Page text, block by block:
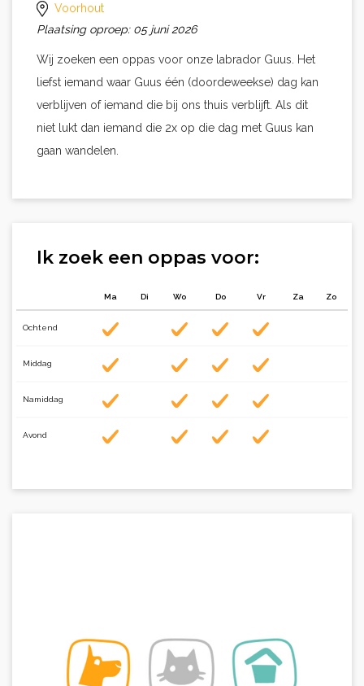
Voorhout
Plaatsing oproep: 05 juni 2026
Wij zoeken een oppas voor onze labrador Guus. Het
liefst iemand waar Guus één (doordeweekse) dag kan
verblijven of iemand die bij ons thuis verblijft. Als dit
niet lukt dan iemand die 2x op die dag met Guus kan
gaan wandelen.
Ik zoek een oppas voor:
Ma Di Wo Do Vr Za Zo
Ochtend
Middag
Namiddag
Avond